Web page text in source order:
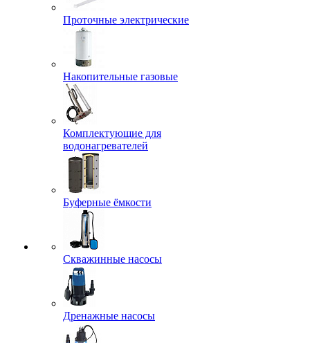
Проточные электрические
Накопительные газовые
Комплектующие для
водонагревателей
Буферные ёмкости
Скважинные насосы
Дренажные насосы